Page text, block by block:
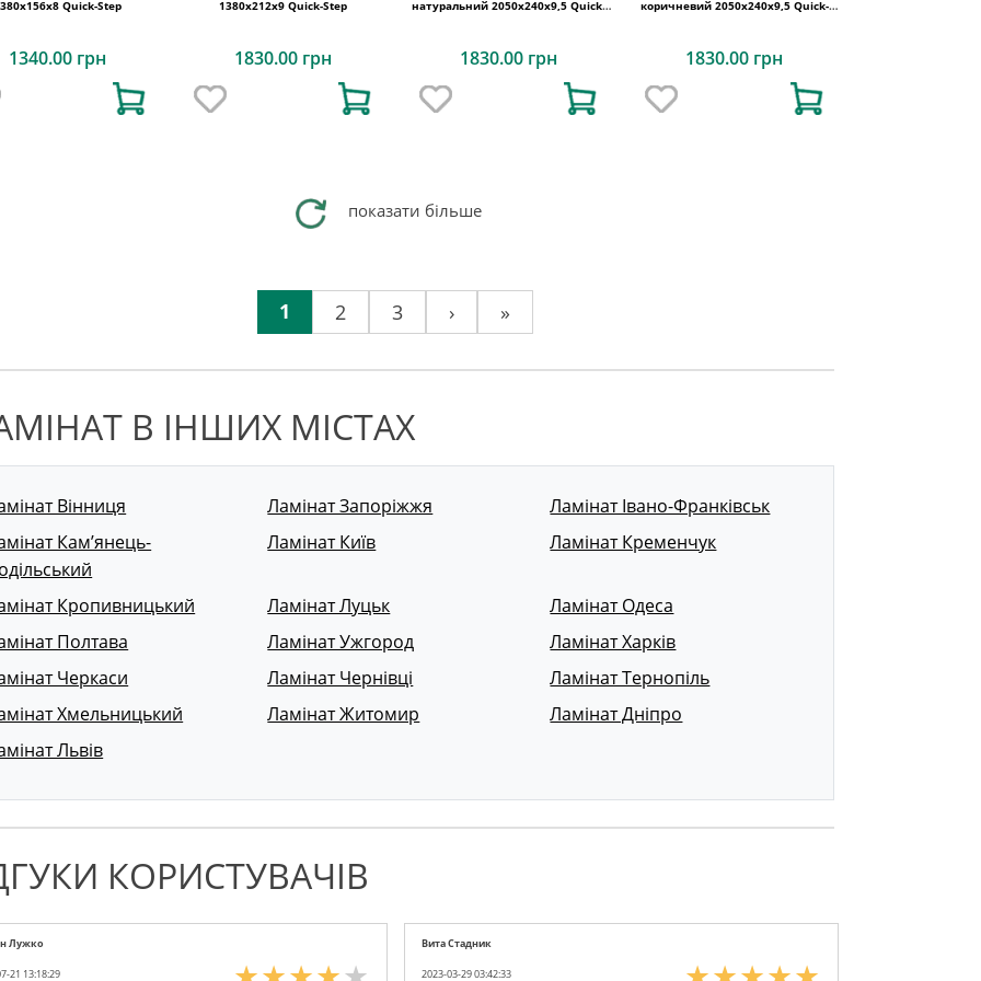
Quick-Step
1340.00 грн
1380х212x9 Quick-Step
1830.00 грн
натуральний 2050х240x9,5 Quick-
1830.00 грн
коричневий 2050х240x9,5 Quick-
1830.00 грн
показати більше
1 2 3 › »
В ІНШИХ МІСТАХ
Вінниця Ламінат Запоріжжя
Ламінат Івано-Франківськ
Кам’янець-
Ламінат Київ Ламінат Кременчук
Кропивницький Ламінат Луцьк
Ламінат Одеса
Полтава
Ламінат Ужгород
Ламінат Харків
Черкаси
Ламінат Чернівці
Ламінат Тернопіль
Хмельницький
Ламінат Житомир
Ламінат Дніпро
Львів
КОРИСТУВАЧІВ
Лужко
21 13:18:29
Вита Стадник
2023-03-29 03:42:33